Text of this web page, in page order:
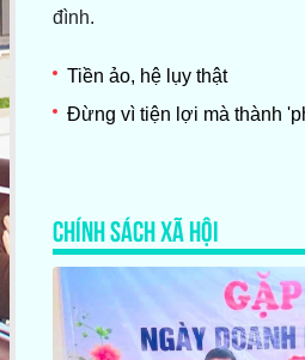
đình.
Tiền ảo, hệ lụy thật
Đừng vì tiện lợi mà thành
CHÍNH SÁCH XÃ HỘI